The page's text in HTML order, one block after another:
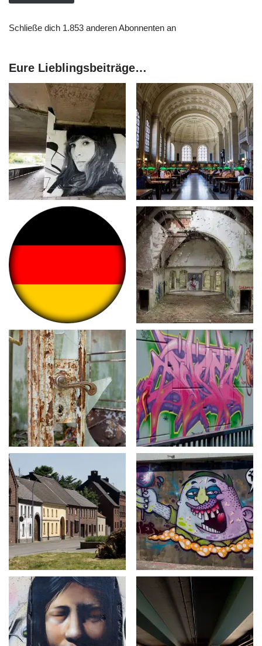
Schließe dich 1.853 anderen Abonnenten an
Eure Lieblingsbeiträge…